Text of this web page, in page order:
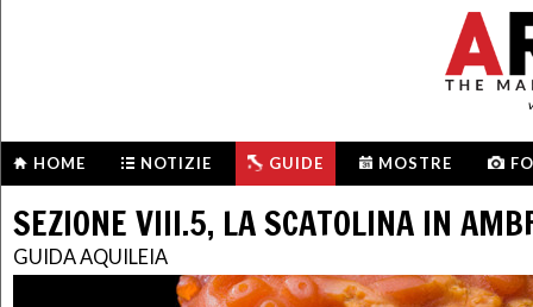
HOME NOTIZIE GUIDE MOSTRE
SEZIONE VIII.5, LA SCATOLINA IN
GUIDA AQUILEIA